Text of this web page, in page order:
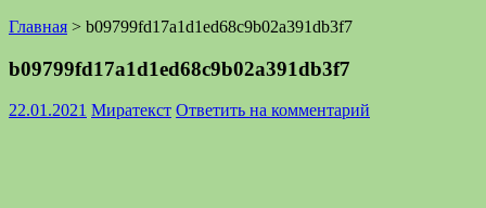
Главная > b09799fd17a1d1ed68c9b02a391db3f7
b09799fd17a1d1ed68c9b02a391db3f7
22.01.2021 Миратекст Ответить на комментарий